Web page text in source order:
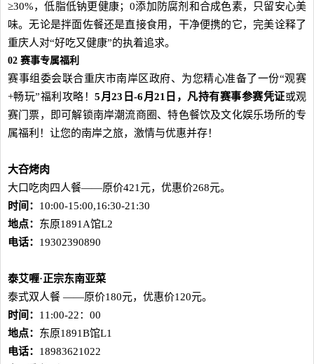
≥30%，低脂低钠更健康；0添加防腐剂和合成色素，只留安心美
味。无论是拌面佐餐还是直接食用，干净便携的它，完美诠释了
重庆人对“好吃又健康”的执着追求。
02 赛事专属福利
赛事组委会联合重庆市南岸区政府、为您精心准备了一份“观赛
+畅玩”福利攻略！5 月23 日-6 月21 日，凡持有赛事参赛凭证或观
赛门票，即可解锁南岸潮流商圈、特色餐饮及文化娱乐场所的专
属福利！让您的南岸之旅，激情与优惠并存！
大夻烤肉
大口吃肉四人餐——原价421元，优惠价268元。
时间： 10:00-15:00,16:30-21:30
地点： 东原1891A馆L2
电话： 19302390890
泰艾喱·正宗东南亚菜
泰式双人餐 ——原价180元，优惠价120元。
时间： 11:00-22：00
地点： 东原1891B馆L1
电话： 18983621022